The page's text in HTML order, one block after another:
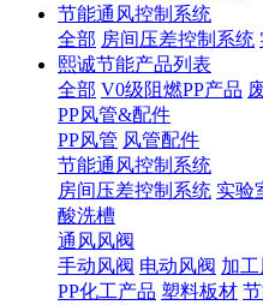
节能通风控制系统
全部 房间压差控制系统
熙诚节能产品列表
全部 V0级阻燃PP产品
PP风管&配件
PP风管 风管配件
节能通风控制系统
房间压差控制系统 实验
酸洗槽
通风风阀
手动风阀 电动风阀 加工
PP化工产品 塑料板材